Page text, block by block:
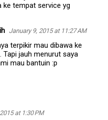
ke tempat service yg
January 9, 2015 at 11:27 AM
terpikir mau dibawa ke
Tapi jauh menurut saya
mau bantuin :p
at 1:30 PM